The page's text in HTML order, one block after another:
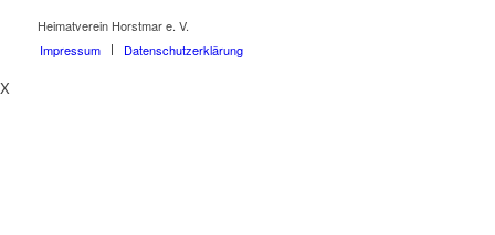
Heimatverein Horstmar e. V.
Impressum
Datenschutzerklärung
X